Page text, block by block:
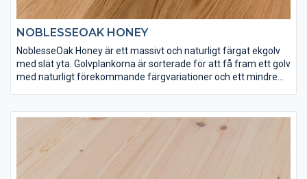
NOBLESSEOAK HONEY
NoblesseOak Honey är ett massivt och naturligt färgat ekgolv
med slät yta. Golvplankorna är sorterade för att få fram ett golv
med naturligt förekommande färgvariationer och ett mindre
att få rätt slitstyrka. Det här är ett golv som är lika skönt att gå
på som det är vackert att se på.